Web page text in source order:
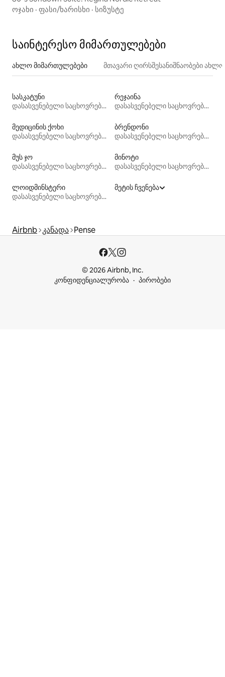
ოჯახი · ფასი/ხარისხი · სიზუსტე
საინტერესო მიმართულებები
ახლო მიმართულებები მთავარი ღირსშესანიშნაობები
სასკატუნი
დასასვენებელი საცხოვრებლები
რეჯაინა
დასასვენებელი საცხოვრებლები
მედიცინის ქოხი
დასასვენებელი საცხოვრებლები
ბრენდონი
დასასვენებელი საცხოვრებლები
მუს ჯო
დასასვენებელი საცხოვრებლები
მინოტი
დასასვენებელი საცხოვრებლები
ლოიდმინსტერი
დასასვენებელი საცხოვრებლები
მეტის ჩვენება
Airbnb კანადა Pense
© 2026 Airbnb, Inc.
კონფიდენციალურობა
პირობები